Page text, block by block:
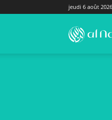
jeudi 6 août 2026